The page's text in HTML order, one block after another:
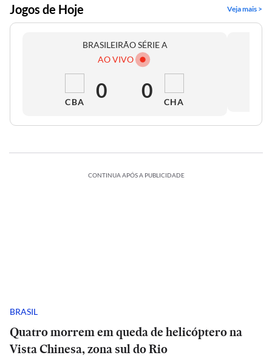
Jogos de Hoje Veja mais >
BRASILEIRÃO SÉRIE A
AO VIVO
CBA 0 0 CHA
CONTINUA APÓS A PUBLICIDADE
BRASIL
Quatro morrem em queda de helicóptero na
Vista Chinesa, zona sul do Rio